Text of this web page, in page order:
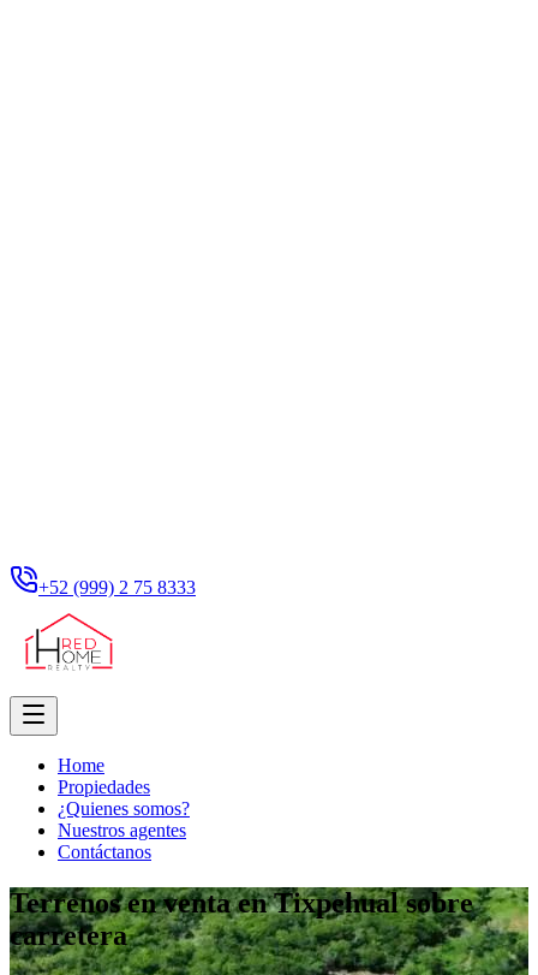
+52 (999) 2 75 8333
Home
Propiedades
¿Quienes somos?
Nuestros agentes
Contáctanos
Terrenos en venta en Tixpehual sobre
carretera